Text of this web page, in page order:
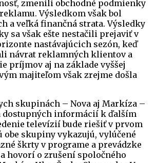
zmenili obchodné podmienky
Výsledkom však bol
a veľká finančná strata. Výsledky
sa však ešte nestačili prejaviť v
nastávajúcich sezón, keď
návrat reklamných klientov a
príjmov aj na základe vyššej
majiteľom však zrejme došla
skupinách – Nova aj Markíza –
dostupných informácií k ďalším
televízií bude riešiť v prvom
obe skupiny vykazujú, vylúčené
škrty v programe a prevádzke
hovorí o zrušení spoločného